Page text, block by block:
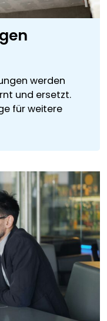
werden
und ersetzt.
für weitere